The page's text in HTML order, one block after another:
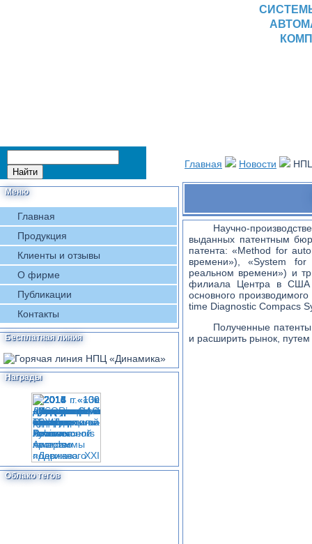
Меню
Главная
Продукция
Клиенты и отзывы
О фирме
Публикации
Контакты
Бесплатная линия
Награды
Облако тегов
Главная Новости
Научно-
выданных патентным
патента: «Method for
времени»), «System for
реальном времени») и
филиала Центра в США
основного
time Diagnostic Compacs
Полученные
и расширить рынок,